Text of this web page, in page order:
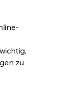
zu